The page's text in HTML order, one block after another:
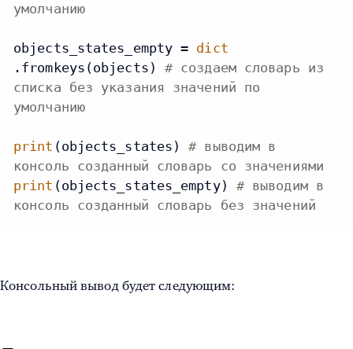
умолчанию
objects_states_empty = dict
.fromkeys(objects) # создаем словарь из
списка без указания значений по
умолчанию
print (objects_states) # выводим в
консоль созданный словарь со значениями
print (objects_states_empty) # выводим в
консоль созданный словарь без значений
Консольный вывод будет следующим: